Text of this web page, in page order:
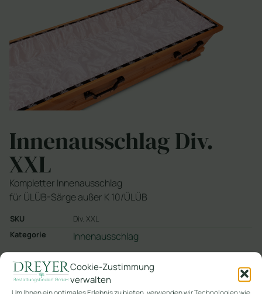
Cookie-Zustimmung
verwalten
Innenausschlag Div.
XXL
Kompletter Innenausschlag
für ÜLÜB-Särge außer K 10/ÜLÜB
SKU
Div. XXL
Kategorie
Innenausschlag
In den Warenkorb